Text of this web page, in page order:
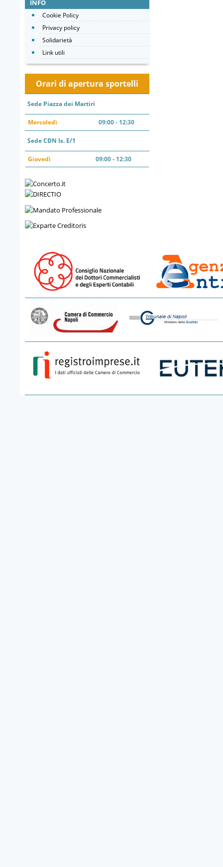
INFO
Cookie Policy
Privacy policy
Solidarietà
Link utili
Orari di apertura sportelli
Sede Piazza dei Martiri
Mercoledì 09:00 - 12:30
Sede CDN Is. E/1
Giovedì 09:00 - 12:30